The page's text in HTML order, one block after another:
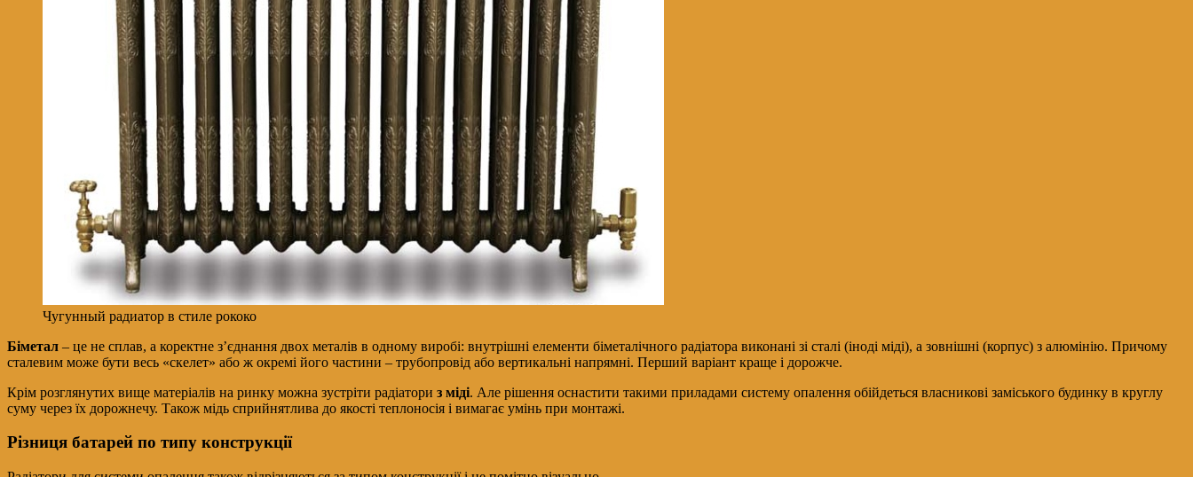
Чугунный радиатор в стиле рококо
Біметал – це не сплав, а коректне з’єднання двох металів в одному виробі: внутрішні елементи біметалічного радіатора виконані зі сталі (іноді міді), а зовнішні (корпус) з алюмінію. Причому
сталевим може бути весь «скелет» або ж окремі його частини – трубопровід або вертикальні напрямні. Перший варіант краще і дорожче.
Крім розглянутих вище матеріалів на ринку можна зустріти радіатори з міді. Але рішення оснастити такими приладами систему опалення обійдеться власникові заміського будинку в круглу
суму через їх дорожнечу. Також мідь сприйнятлива до якості теплоносія і вимагає умінь при монтажі.
Різниця батарей по типу конструкції